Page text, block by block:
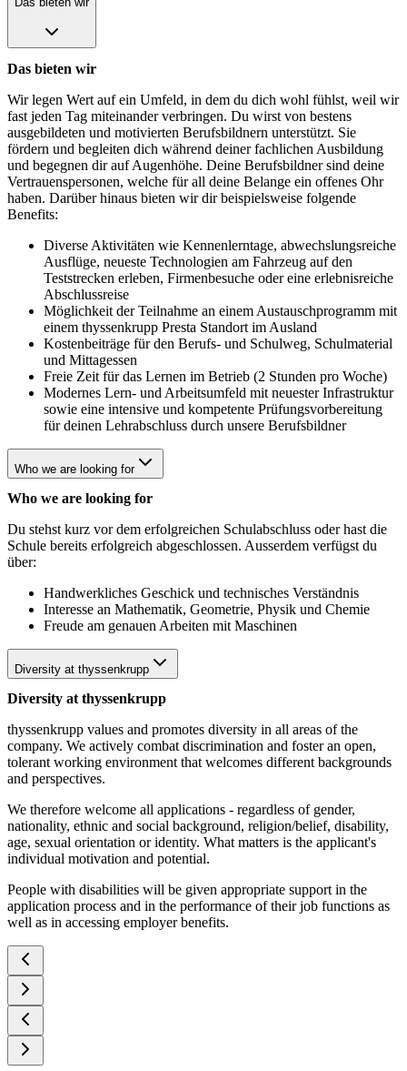
Das bieten wir
Wir legen Wert auf ein Umfeld, in dem du dich wohl fühlst, weil wir
fast jeden Tag miteinander verbringen. Du wirst von bestens
ausgebildeten und motivierten Berufsbildnern unterstützt. Sie
fördern und begleiten dich während deiner fachlichen Ausbildung
und begegnen dir auf Augenhöhe. Deine Berufsbildner sind deine
Vertrauenspersonen, welche für all deine Belange ein offenes Ohr
haben. Darüber hinaus bieten wir dir beispielsweise folgende
Benefits:
Diverse Aktivitäten wie Kennenlerntage, abwechslungsreiche
Ausflüge, neueste Technologien am Fahrzeug auf den
Teststrecken erleben, Firmenbesuche oder eine erlebnisreiche
Abschlussreise
Möglichkeit der Teilnahme an einem Austauschprogramm mit
einem thyssenkrupp Presta Standort im Ausland
Kostenbeiträge für den Berufs- und Schulweg, Schulmaterial
und Mittagessen
Freie Zeit für das Lernen im Betrieb (2 Stunden pro Woche)
Modernes Lern- und Arbeitsumfeld mit neuester Infrastruktur
sowie eine intensive und kompetente Prüfungsvorbereitung
für deinen Lehrabschluss durch unsere Berufsbildner
Who we are looking for
Who we are looking for
Du stehst kurz vor dem erfolgreichen Schulabschluss oder hast die
Schule bereits erfolgreich abgeschlossen. Ausserdem verfügst du
über:
Handwerkliches Geschick und technisches Verständnis
Interesse an Mathematik, Geometrie, Physik und Chemie
Freude am genauen Arbeiten mit Maschinen
Diversity at thyssenkrupp
Diversity at thyssenkrupp
thyssenkrupp values and promotes diversity in all areas of the
company. We actively combat discrimination and foster an open,
tolerant working environment that welcomes different backgrounds
and perspectives.
We therefore welcome all applications - regardless of gender,
nationality, ethnic and social background, religion/belief, disability,
age, sexual orientation or identity. What matters is the applicant's
individual motivation and potential.
People with disabilities will be given appropriate support in the
application process and in the performance of their job functions as
well as in accessing employer benefits.